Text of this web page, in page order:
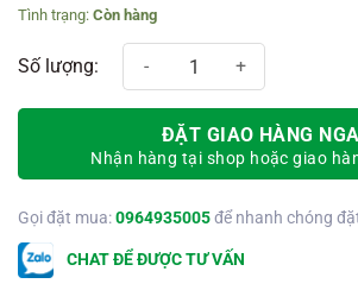
Còn hàng
Kệ hoa khai trương 814 số lượng
ĐẶT GIAO HÀNG
Nhận hàng tại shop hoặc giao
Gọi đặt mua:0964935005để nhanh chóng
CHAT ĐỂ ĐƯỢC TƯ VẤN